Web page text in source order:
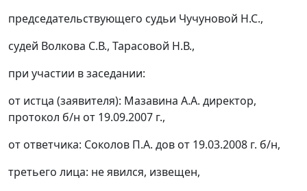
председательствующего судьи Чучуновой Н.С.,
судей Волкова С.В., Тарасовой Н.В.,
при участии в заседании:
от истца (заявителя): Мазавина А.А. директор,
протокол б/н от 19.09.2007 г.,
от ответчика: Соколов П.А. дов от 19.03.2008 г. б/н,
третьего лица: не явился, извещен,